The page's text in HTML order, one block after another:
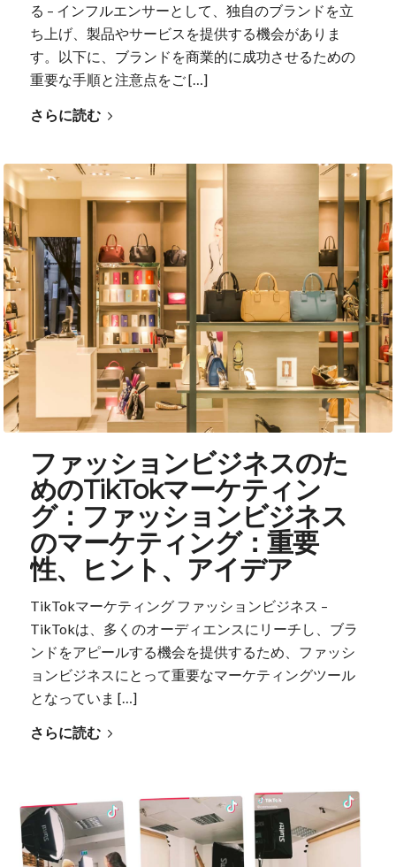
る – インフルエンサーとして、独自のブランドを立
ち上げ、製品やサービスを提供する機会がありま
す。以下に、ブランドを商業的に成功させるための
重要な手順と注意点をご […]
さらに読む
ファッションビジネスのた
めのTikTokマーケティン
グ：ファッションビジネス
のマーケティング：重要
性、ヒント、アイデア
TikTokマーケティング ファッションビジネス –
TikTokは、多くのオーディエンスにリーチし、ブラ
ンドをアピールする機会を提供するため、ファッシ
ョンビジネスにとって重要なマーケティングツール
となっていま […]
さらに読む